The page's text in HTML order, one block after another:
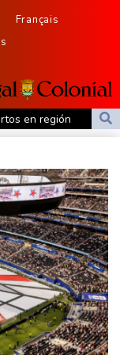
Français
en región
de Sudamérica
la presidencia de
levante controles
como fiscal